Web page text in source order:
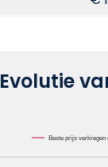
Evolutie
Beste prijs